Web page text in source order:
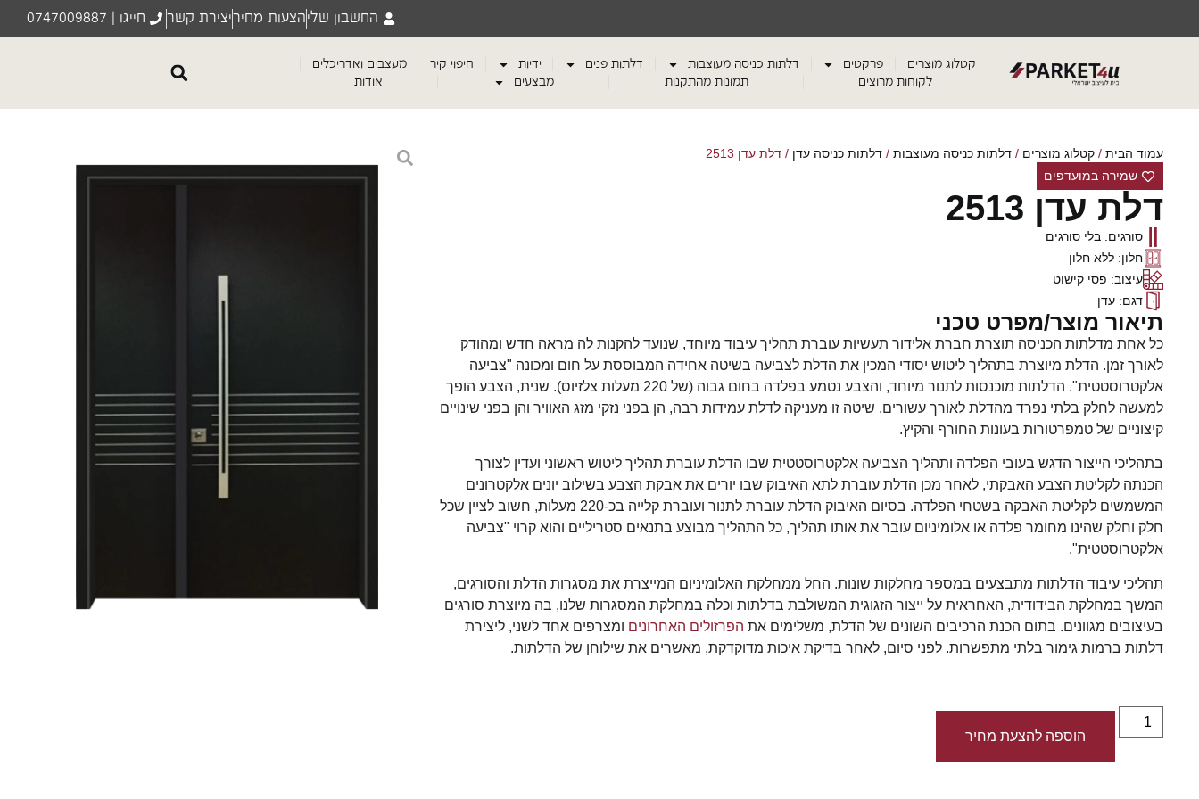
החשבון שליהצעות מחיריצירת קשר חייגו | 0747009887
קטלוג מוצרים פרקטים דלתות כניסה מעוצבות דלתות פנים ידיות חיפוי קיר
מעצבים ואדריכלים
לקוחות מרוצים
תמונות מהתקנות מבצעים אודות
עמוד הבית / קטלוג מוצרים / דלתות כניסה מעוצבות / דלתות כניסה עדן / דלת עדן 2513
שמירה במועדפים
דלת עדן 2513
סורגים: בלי סורגים
חלון: ללא חלון
עיצוב: פסי קישוט
דגם: עדן
תיאור מוצר/מפרט טכני
כל אחת מדלתות הכניסה תוצרת חברת אלידור תעשיות עוברת תהליך עיבוד מיוחד, שנועד להקנות לה מראה חדש ומהודק
לאורך זמן. הדלת מיוצרת בתהליך ליטוש יסודי המכין את הדלת לצביעה בשיטה אחידה המבוססת על חום ומכונה "צביעה
אלקטרוסטטית". הדלתות מוכנסות לתנור מיוחד, והצבע נטמע בפלדה בחום גבוה (של 220 מעלות צלזיוס). שנית, הצבע הופך
למעשה לחלק בלתי נפרד מהדלת לאורך עשורים. שיטה זו מעניקה לדלת עמידות רבה, הן בפני נזקי מזג האוויר והן בפני שינויים
קיצוניים של טמפרטורות בעונות החורף והקיץ.
בתהליכי הייצור הדגש בעובי הפלדה ותהליך הצביעה אלקטרוסטטית שבו הדלת עוברת תהליך ליטוש ראשוני ועדין לצורך
הכנתה לקליטת הצבע האבקתי, לאחר מכן הדלת עוברת לתא האיבוק שבו יורים את אבקת הצבע בשילוב יונים אלקטרונים
המשמשים לקליטת האבקה בשטחי הפלדה. בסיום האיבוק הדלת עוברת לתנור ועוברת קלייה בכ-220 מעלות, חשוב לציין שכל
חלק וחלק שהינו מחומר פלדה או אלומיניום עובר את אותו תהליך, כל התהליך מבוצע בתנאים סטריליים והוא קרוי "צביעה
אלקטרוסטטית".
תהליכי עיבוד הדלתות מתבצעים במספר מחלקות שונות. החל ממחלקת האלומיניום המייצרת את מסגרות הדלת והסורגים,
המשך במחלקת הבידודית, האחראית על ייצור הזגוגית המשולבת בדלתות וכלה במחלקת המסגרות שלנו, בה מיוצרת סורגים
בעיצובים מגוונים. בתום הכנת הרכיבים השונים של הדלת, משלימים את הפרזולים האחרונים ומצרפים אחד לשני, ליצירת
דלתות ברמות גימור בלתי מתפשרות. לפני סיום, לאחר בדיקת איכות מדוקדקת, מאשרים את שילוחן של הדלתות.
הוספה להצעת מחיר